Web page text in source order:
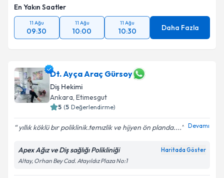
En Yakın Saatler
11 Ağu
09:30
11 Ağu
10:00
11 Ağu
10:30 Daha Fazla
Dt. Ayça Araç Gürsoy
Diş Hekimi
Ankara, Etimesgut
5 (5 Değerlendirme)
yıllık köklü bır poliklinik.temızlik ve hijyen ön planda.... Devamı
Apex Ağız ve Diş sağlığı Polikliniği Haritada Göster
Altay, Orhan Bey Cad. Atayıldız Plaza No:1